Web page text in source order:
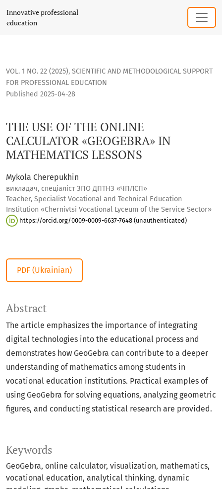
THE USE OF THE ONLINE CALCULATOR «GEOGEBRA» IN
Innovative professional
education
VOL. 1 NO. 22 (2025), SCIENTIFIC AND METHODOLOGICAL SUPPORT
FOR PROFESSIONAL EDUCATION
THE USE OF THE ONLINE
CALCULATOR «GEOGEBRA» IN
MATHEMATICS LESSONS
Published 2025-04-28
Mykola Cherepukhin
викладач, спеціаліст ЗПО ДПТНЗ «ЧПЛСП»
Teacher, Specialist Vocational and Technical Education
Institution «Chernivtsi Vocational Lyceum of the Service Sector»
https://orcid.org/0009-0009-6637-7648 (unauthenticated)
PDF (Ukrainian)
Keywords
GeoGebra, online calculator, visualization, mathematics,
vocational education, analytical thinking, dynamic
Abstract
The article emphasizes the importance of integrating
digital technologies into the educational process and
demonstrates how GeoGebra can contribute to a deeper
understanding of mathematics among students in
vocational education institutions. Practical examples of
using GeoGebra for solving equations, analyzing geometric
figures, and conducting statistical research are provided.